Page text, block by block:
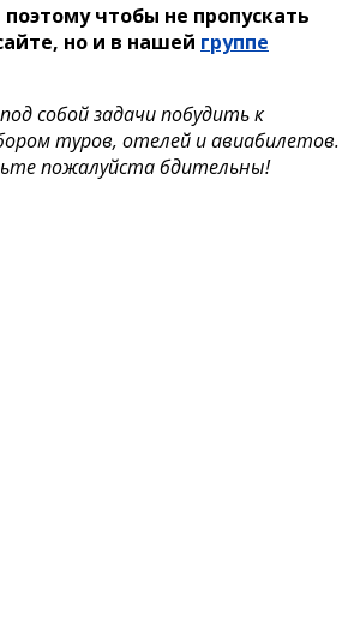
чтобы не пропускать
но и в нашей группе
собой задачи побудить к
туров, отелей и авиабилетов.
пожалуйста бдительны!